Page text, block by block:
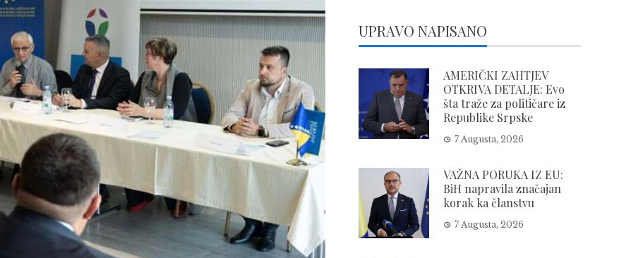
UPRAVO NAPISANO
AMERIČKI ZAHTJEV
OTKRIVA DETALJE: Evo
šta traže za političare iz
Republike Srpske
7 Augusta, 2026
VAŽNA PORUKA IZ EU:
BiH napravila značajan
korak ka članstvu
7 Augusta, 2026